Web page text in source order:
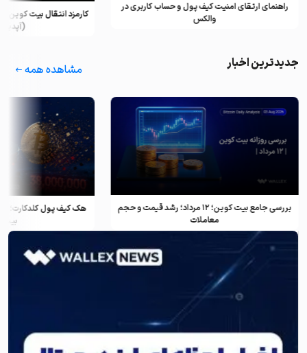
راهنمای ارتقای امنیت کیف پول و حساب کاربری در
والکس
کارمزد انتقال بیت کوین
(آپدیت
جدیدترین اخبار مشاهده همه
بررسی جامع بیت کوین؛ ۱۲ مرداد؛ رشد قیمت و حجم
معاملات
بیت